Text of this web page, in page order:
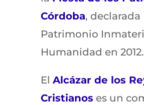
Córdoba, declarada
Patrimonio
Humanidad en 2012.
El Alcázar de los
Cristianoses un